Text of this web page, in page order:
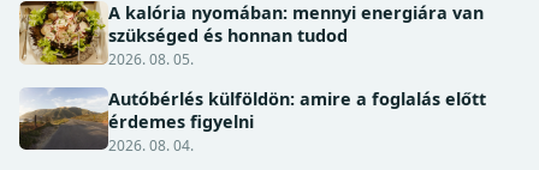
A kalória nyomában: mennyi energiára van
szükséged és honnan tudod
2026. 08. 05.
Autóbérlés külföldön: amire a foglalás előtt
érdemes figyelni
2026. 08. 04.